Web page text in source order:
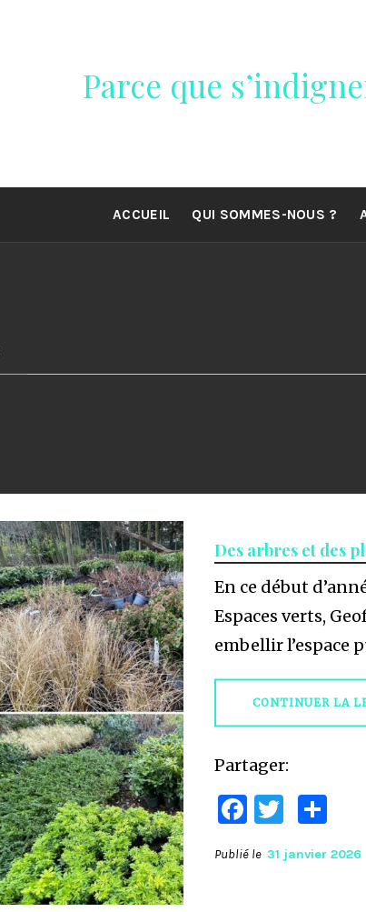
Parce que
ACCUEIL QUI SOMMES-NOUS ?
Des arbres et des
En ce début
Espaces verts,
embellir l’espace
CONTINUER LA
Partager:
Facebook
Publié le 31 janvier 2026